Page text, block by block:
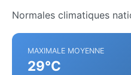
Normales climatiques
MAXIMALE MOYENNE
29°C